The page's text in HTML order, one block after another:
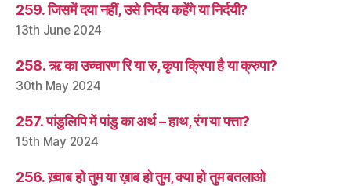
259. जिसमें दया नहीं, उसे निर्दय कहेंगे या निर्दयी?
13th June 2024
258. ऋ का उच्चारण रि या रु, कृपा क्रिपा है या क्रुपा?
30th May 2024
257. पांडुलिपि में पांडु का अर्थ – हाथ, रंग या पत्ता?
15th May 2024
256. ख़्वाब हो तुम या ख़ाब हो तुम, क्या हो तुम बतलाओ